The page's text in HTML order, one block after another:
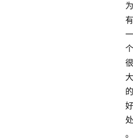
为
有
一
个
很
大
的
好
处
。